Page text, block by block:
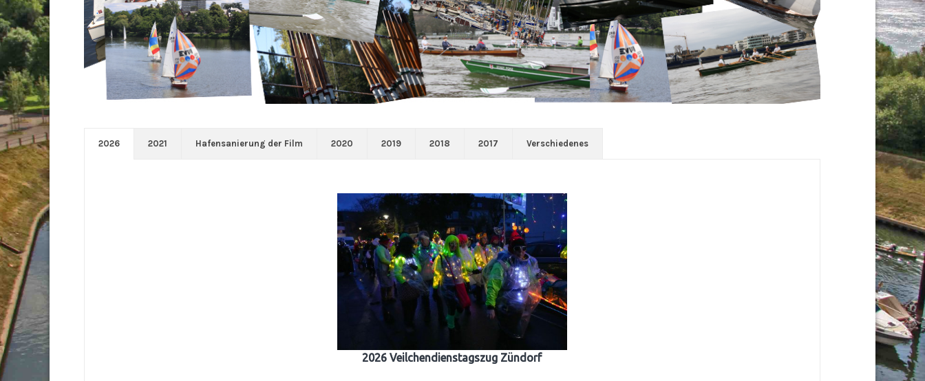
2026 2021 Hafensanierung der Film 2020 2019 2018 2017 Verschiedenes
2026 Veilchendienstagszug Zündorf